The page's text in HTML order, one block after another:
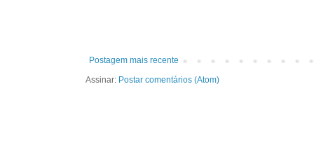
Postagem mais recente
Assinar: Postar comentários (Atom)